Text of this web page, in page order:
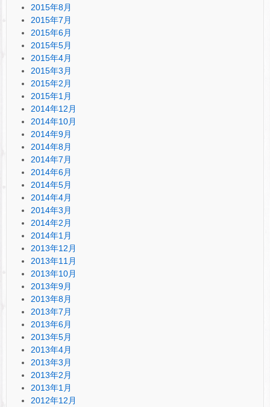
2015年8月
2015年7月
2015年6月
2015年5月
2015年4月
2015年3月
2015年2月
2015年1月
2014年12月
2014年10月
2014年9月
2014年8月
2014年7月
2014年6月
2014年5月
2014年4月
2014年3月
2014年2月
2014年1月
2013年12月
2013年11月
2013年10月
2013年9月
2013年8月
2013年7月
2013年6月
2013年5月
2013年4月
2013年3月
2013年2月
2013年1月
2012年12月